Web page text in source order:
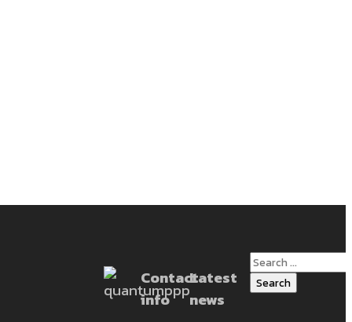
Contact
info
Latest
news
Search
for: